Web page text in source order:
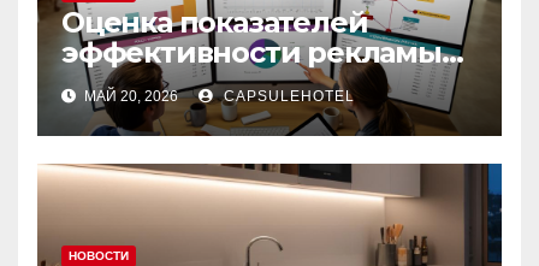
Оценка показателей
эффективности рекламы
при многоканальной
атрибуции
МАЙ 20, 2026 CAPSULEHOTEL
НОВОСТИ